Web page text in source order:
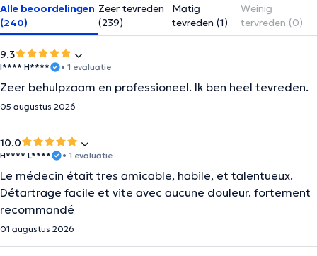
Alle beoordelingen
(240)
Zeer tevreden
(239)
Matig
tevreden (1)
Weinig
tervreden (0)
9.3
I**** H**** • 1 evaluatie
Zeer behulpzaam en professioneel. Ik ben heel tevreden.
05 augustus 2026
10.0
H**** L**** • 1 evaluatie
Le médecin était tres amicable, habile, et talentueux.
Détartrage facile et vite avec aucune douleur. fortement
recommandé
01 augustus 2026